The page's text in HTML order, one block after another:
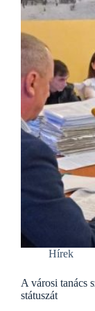
Hírek
A városi tanács
státuszát